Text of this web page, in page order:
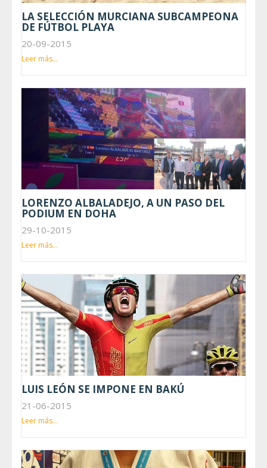
LA SELECCIÓN MURCIANA SUBCAMPEONA
DE FÚTBOL PLAYA
20-09-2015
Leer más...
LORENZO ALBALADEJO, A UN PASO DEL
PODIUM EN DOHA
29-10-2015
Leer más...
LUIS LEÓN SE IMPONE EN BAKÚ
21-06-2015
Leer más...